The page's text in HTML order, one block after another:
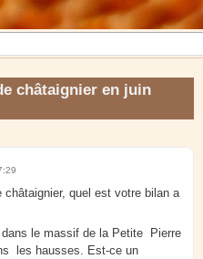
châtaignier en juin
quel est votre bilan a
le massif de la Petite Pierre
les hausses. Est-ce un